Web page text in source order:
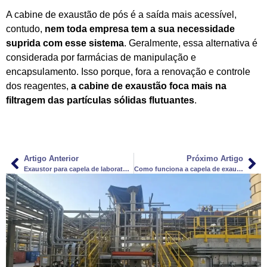
A cabine de exaustão de pós é a saída mais acessível,
contudo, nem toda empresa tem a sua necessidade
suprida com esse sistema. Geralmente, essa alternativa é
considerada por farmácias de manipulação e
encapsulamento. Isso porque, fora a renovação e controle
dos reagentes, a cabine de exaustão foca mais na
filtragem das partículas sólidas flutuantes.
Artigo Anterior
Exaustor para capela de laboratório: qual sua função?
Próximo Artigo
Como funciona a capela de exaustão?